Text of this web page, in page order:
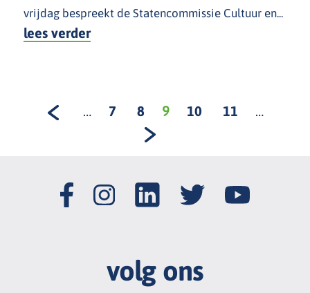
vrijdag bespreekt de Statencommissie Cultuur en...
lees verder
Pagina's
… 7 8 9 10 11 …
volg ons